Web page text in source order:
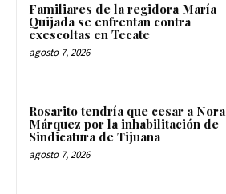
Familiares de la regidora María
Quijada se enfrentan contra
exescoltas en Tecate
agosto 7, 2026
Rosarito tendría que cesar a Nora
Márquez por la inhabilitación de
Sindicatura de Tijuana
agosto 7, 2026